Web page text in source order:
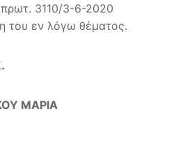
3110/3-6-2020
του εν λόγω θέματος.
ΜΑΡΙΑ